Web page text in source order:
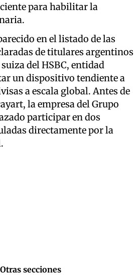
para habilitar la
en el listado de las
de titulares argentinos
del HSBC, entidad
un dispositivo tendiente a
a escala global. Antes de
la empresa del Grupo
participar en dos
directamente por la
Otras secciones